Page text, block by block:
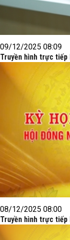
09/12/2025 08:09
Truyền hình trực tiếp
08/12/2025 08:00
Truyền hình trực tiếp